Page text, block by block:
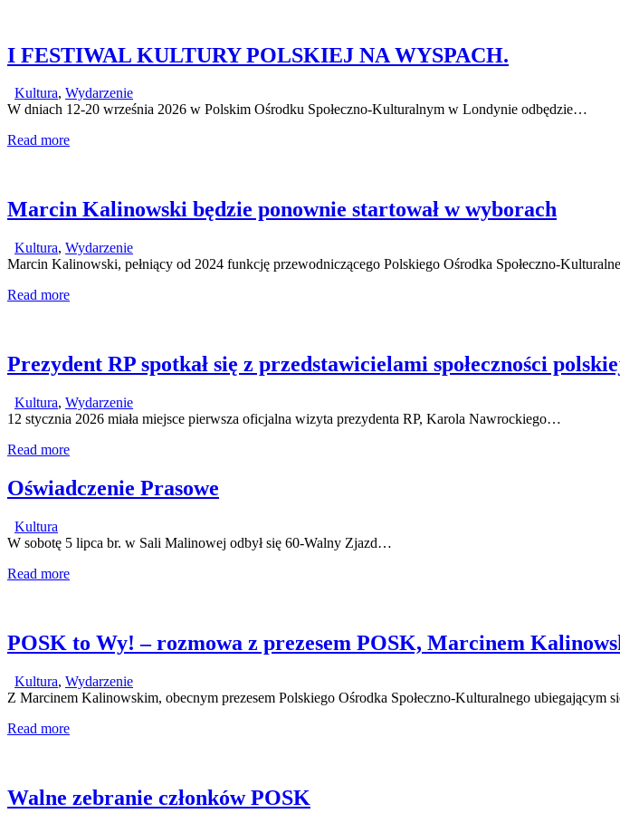
I FESTIWAL KULTURY POLSKIEJ NA WYSPACH.
Kultura, Wydarzenie
W dniach 12-20 września 2026 w Polskim Ośrodku Społeczno-Kulturalnym w Londynie odbędzie…
Read more
Marcin Kalinowski będzie ponownie startował w wyborach
Kultura, Wydarzenie
Marcin Kalinowski, pełniący od 2024 funkcję przewodniczącego Polskiego Ośrodka Społeczno-
Read more
Prezydent RP spotkał się z przedstawicielami społeczności
Kultura, Wydarzenie
12 stycznia 2026 miała miejsce pierwsza oficjalna wizyta prezydenta RP, Karola Nawrockiego…
Read more
Oświadczenie Prasowe
Kultura
W sobotę 5 lipca br. w Sali Malinowej odbył się 60-Walny Zjazd…
Read more
POSK to Wy! – rozmowa z prezesem POSK, Marcinem
Kultura, Wydarzenie
Z Marcinem Kalinowskim, obecnym prezesem Polskiego Ośrodka Społeczno-Kulturalnego ubiegającym
Read more
Walne zebranie członków POSK